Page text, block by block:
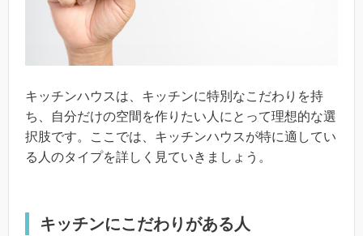
キッチンハウスは、キッチンに特別なこだわりを持
ち、自分だけの空間を作りたい人にとって理想的な選
択肢です。ここでは、キッチンハウスが特に適してい
る人のタイプを詳しく見ていきましょう。
キッチンにこだわりがある人